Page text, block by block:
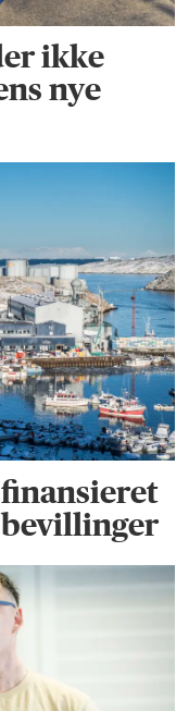
ikke
nye